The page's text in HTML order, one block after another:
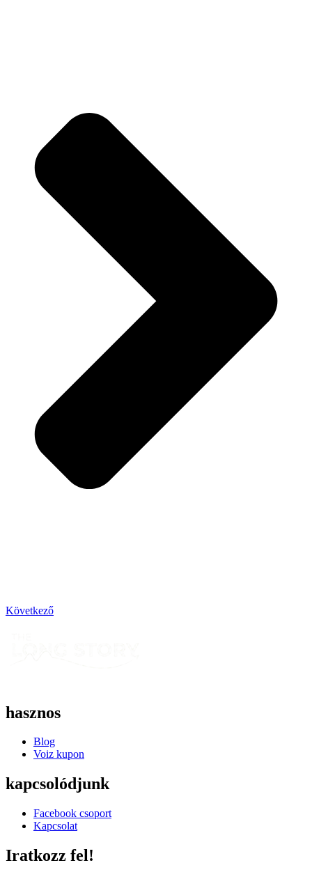
Következő
hasznos
Blog
Voiz kupon
kapcsolódjunk
Facebook csoport
Kapcsolat
Iratkozz fel!